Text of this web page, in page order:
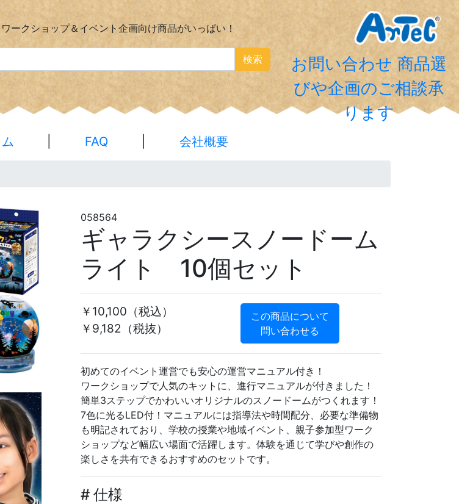
ワークショップ＆イベント企画向け商品がいっぱい！
検索 お問い合わせ 商品選
びや企画のご相談承
ります
FAQ 会社概要
058564
ギャラクシースノードーム
ライト 10個セット
￥10,100 （税込）
￥9,182（税抜）
この商品について
問い合わせる
初めてのイベント運営でも安心の運営マニュアル付き！
ワークショップで人気のキットに、進行マニュアルが付きました！
簡単3ステップでかわいいオリジナルのスノードームがつくれます！
7色に光るLED付！マニュアルには指導法や時間配分、必要な準備物
も明記されており、学校の授業や地域イベント、親子参加型ワーク
ショップなど幅広い場面で活躍します。体験を通じて学びや創作の
楽しさを共有できるおすすめのセットです。
# 仕様